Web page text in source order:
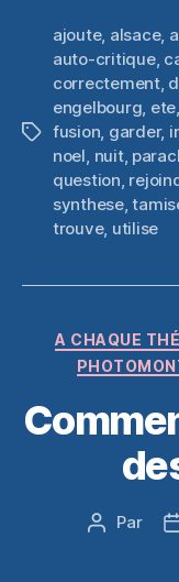
Étiquettes
ajoute, alsace,
auto-critique,
correctement,
engelbourg, ete,
fusion, garder,
noel, nuit,
question,
synthese,
trouve, utilise
A CHAQUE
Auteur
Par